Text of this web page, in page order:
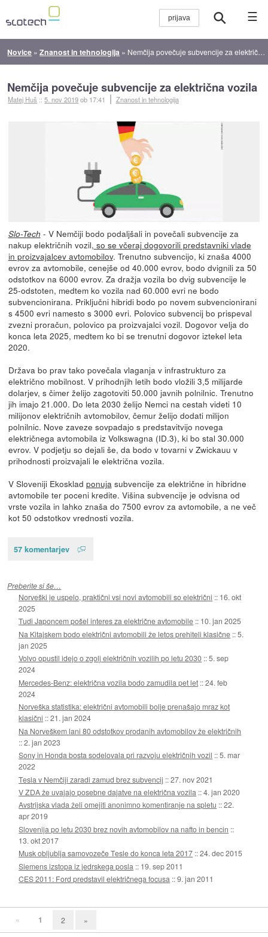
☰
Novice »Znanost in tehnologija » Nemčija povečuje subvencije za električna vozila
Nemčija povečuje subvencije za električna vozila
Matej Huš ::5. nov 2019ob 17:41 Znanost in tehnologija
Slo-Tech - V Nemčiji bodo podaljšali in povečali subvencije za
nakup električnih vozil, so se včeraj dogovorili predstavniki vlade
in proizvajalcev avtomobilov. Trenutno subvencijo, ki znaša 4000
evrov za avtomobile, cenejše od 40.000 evrov, bodo dvignili za 50
odstotkov na 6000 evrov. Za dražja vozila bo dvig subvencije le
25-odstoten, medtem ko vozila nad 60.000 evri ne bodo
subvencionirana. Priključni hibridi bodo po novem subvencionirani
s 4500 evri namesto s 3000 evri. Polovico subvencij bo prispeval
zvezni proračun, polovico pa proizvajalci vozil. Dogovor velja do
konca leta 2025, medtem ko bi se trenutni dogovor iztekel leta
2020.
Država bo prav tako povečala vlaganja v infrastrukturo za
električno mobilnost. V prihodnjih letih bodo vložili 3,5 milijarde
dolarjev, s čimer želijo zagotoviti 50.000 javnih polnilnic. Trenutno
jih imajo 21.000. Do leta 2030 želijo Nemci na cestah videti 10
milijonov električnih avtomobilov, čemur želijo dodati milijon
polnilnic. Nove zaveze sovpadajo s predstavitvijo novega
električnega avtomobila iz Volkswagna (ID.3), ki bo stal 30.000
evrov. V podjetju so dejali še, da bodo v tovarni v Zwickauu v
prihodnosti proizvajali le električna vozila.
V Sloveniji Ekosklad ponuja subvencije za električne in hibridne
avtomobile ter poceni kredite. Višina subvencije je odvisna od
vrste vozila in lahko znaša do 7500 evrov za avtomobile, a ne več
kot 50 odstotkov vrednosti vozila.
57 komentarjev
Preberite si še…
Norveški je uspelo, praktični vsi novi avtomobili so električni :: 16. okt
2025
Tudi Japoncem pošel interes za električne avtomobile :: 10. jan 2025
Na Kitajskem bodo električni avtomobili že letos prehiteli klasične ::5.
jan 2025
Volvo opustil idejo o zgolj električnih vozilih po letu 2030 ::5. sep
2024
Mercedes-Benz: električna vozila bodo zamudila pet let ::24. feb
2024
Norveška statistika: električni avtomobili bolje prenašajo mraz kot
klasični ::21. jan 2024
Na Norveškem lani 80 odstotkov prodanih avtomobilov že električnih
::2. jan 2023
Sony in Honda bosta sodelovala pri razvoju električnih vozil ::5. mar
2022
Tesla v Nemčiji zaradi zamud brez subvencij ::27. nov 2021
V ZDA že uvajajo posebne dajatve na električna vozila ::4. jan 2020
Avstrijska vlada želi omejiti anonimno komentiranje na spletu ::22.
apr 2019
Slovenija po letu 2030 brez novih avtomobilov na nafto in bencin ::
13. okt 2017
Musk obljublja samovozeče Tesle do konca leta 2017 ::24. dec 2015
Siemens izstopa iz jedrskega posla :: 19. sep 2011
CES 2011: Ford predstavil električnega focusa ::9. jan 2011
« 1 2 »